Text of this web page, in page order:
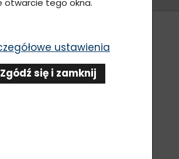
otwarcie tego okna.
ustawienia
Zgódź się i zamknij